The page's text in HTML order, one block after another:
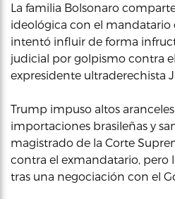
La familia Bolsonaro
ideológica con el mandatario
intentó influir de forma
judicial por golpismo contra
expresidente ultraderechista
Trump impuso altos
importaciones brasileñas y
magistrado de la Corte
contra el exmandatario, pero
tras una negociación con el